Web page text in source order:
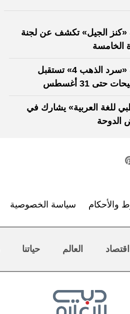
«كنز الجيل» تكشف عن لجنة
الخامسة
جائزة «سرد الذهب 4» تستقبل
حتى 31 أغسطس
للغة العربية» يشارك في
الدوحة
والأحكام سياسة الخصوصية
اقتصاد العالم حياتنا